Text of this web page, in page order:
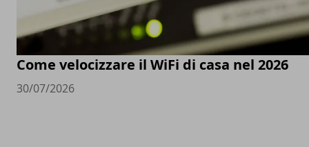
Come velocizzare il WiFi di casa nel 2026
30/07/2026